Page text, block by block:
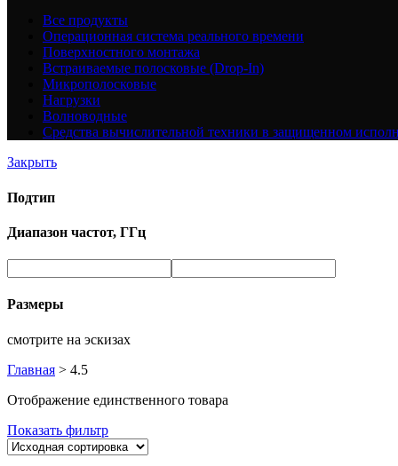
Все продукты
Операционная система реального времени
Поверхностного монтажа
Встраиваемые полосковые (Drop-In)
Микрополосковые
Нагрузки
Волноводные
Средства вычислительной техники в защищенном
Закрыть
Подтип
Диапазон частот, ГГц
Размеры
смотрите на эскизах
Главная > 4.5
Отображение единственного товара
Показать фильтр